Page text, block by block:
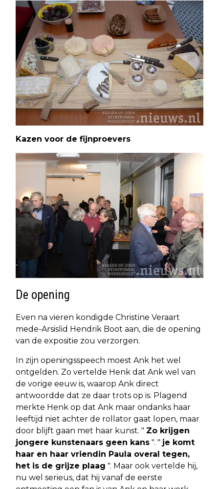
Kazen voor de fijnproevers
De opening
Even na vieren kondigde Christine Veraart
mede-Arsislid Hendrik Boot aan, die de opening
van de expositie zou verzorgen.
In zijn openingsspeech moest Ank het wel
ontgelden. Zo vertelde Henk dat Ank wel van
de vorige eeuw is, waarop Ank direct
antwoordde dat ze daar trots op is. Plagend
merkte Henk op dat Ank maar ondanks haar
leeftijd niet achter de rollator gaat lopen, maar
door blijft gaan met haar kunst. " Zo krijgen
jongere kunstenaars geen kans ". " je komt
haar en haar vriendin Paula overal tegen,
het is de grijze plaag ". Maar ook vertelde hij,
nu wel serieus, dat hij vanaf de eerste